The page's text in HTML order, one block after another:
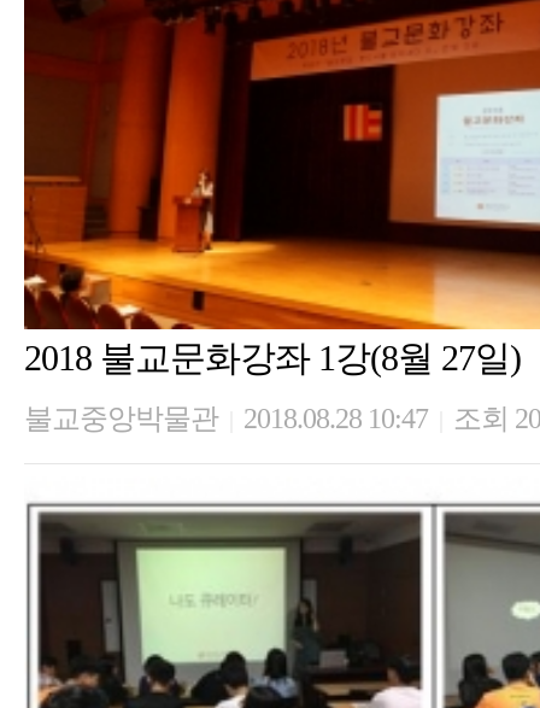
2018 불교문화강좌 1강(8월 27일)
불교중앙박물관 2018.08.28 10:47 조회